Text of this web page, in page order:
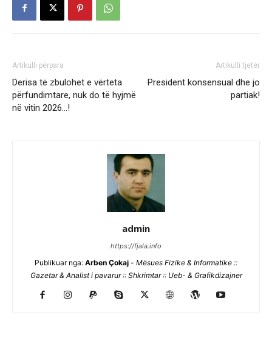
Artikulli përpara
Derisa të zbulohet e vërteta
përfundimtare, nuk do të hyjmë
në vitin 2026…!
Artikulli tjetër
President konsensual dhe jo
partiak!
admin
https://fjala.info
Publikuar nga: Arben Çokaj - Mësues Fizike & Informatike ::
Gazetar & Analist i pavarur :: Shkrimtar :: Ueb- & Grafikdizajner